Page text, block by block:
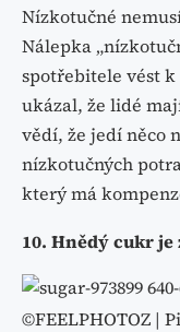
Nízkotučné
Nálepka
spotřebitele vést
ukázal, že lidé
vědí, že jedí něco
nízkotučných
který má
10. Hnědý cukr
©FEELPHOTOZ |